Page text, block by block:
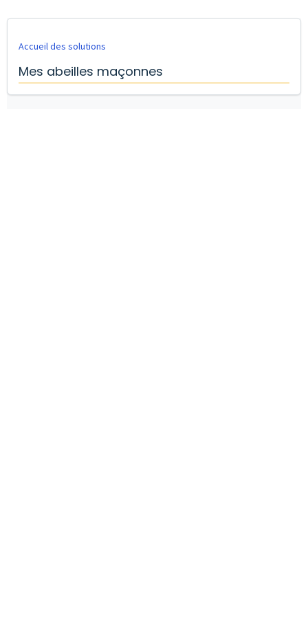
Accueil des solutions
Mes abeilles maçonnes